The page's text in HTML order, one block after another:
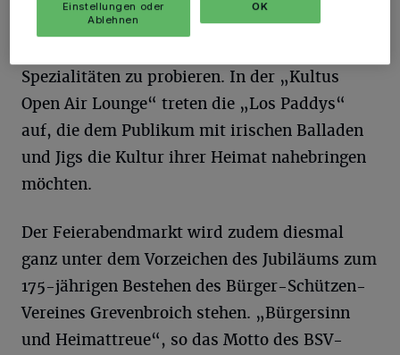
D
abei gibt es neben Altbewährtem
Spezialitäten zu probieren. In der „Kultus
Open Air Lounge“ treten die „Los Paddys“
auf, die dem Publikum mit irischen Balladen
und Jigs die Kultur ihrer Heimat nahebringen
möchten.
Der Feierabendmarkt wird zudem diesmal
ganz unter dem Vorzeichen des Jubiläums zum
175-jährigen Bestehen des Bürger-Schützen-
Vereines Grevenbroich stehen. „Bürgersinn
und Heimattreue“, so das Motto des BSV-
Einstellungen oder
Ablehnen
OK